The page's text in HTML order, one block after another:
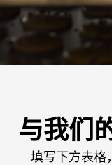
与我们
填写下方表格